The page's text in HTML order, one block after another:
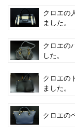
クロエの
ました。
クロエの
した。
クロエの
ました。
クロエの